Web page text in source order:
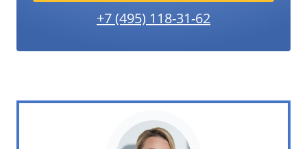
+7 (495) 118-31-62